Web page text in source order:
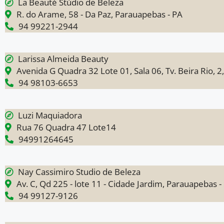
R. do Arame, 58 - Da Paz, Parauapebas - PA
94 99221-2944
Larissa Almeida Beauty
Avenida G Quadra 32 Lote 01, Sala 06, Tv. Beira Rio,
94 98103-6653
Luzi Maquiadora
Rua 76 Quadra 47 Lote14
94991264645
Nay Cassimiro Studio de Beleza
Av. C, Qd 225 - lote 11 - Cidade Jardim, Parauapebas -
94 99127-9126